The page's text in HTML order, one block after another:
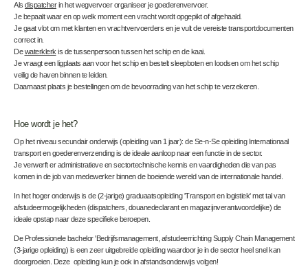
Als dispatcherin het wegvervoer organiseer je goederenvervoer.
Je bepaalt waar en op welk moment een vracht wordt opgepikt of afgehaald.
Je gaat vlot om met klanten en vrachtvervoerders en je vult de vereiste transportdocumenten
correct in.
Dewaterklerk is de tussenpersoon tussen het schip en de kaai.
Je vraagt een ligplaats aan voor het schip en bestelt sleepboten en loodsen om het schip
veilig de haven binnen te leiden.
Daarnaast plaats je bestellingen om de bevoorrading van het schip te verzekeren.
Hoe wordt je het?
Op het niveau secundair onderwijs (opleiding van 1 jaar): de Se-n-Se opleiding Internationaal
transport en goederenverzendingis de ideale aanloop naar een functie in de sector.
Je verwerft er administratieve en sectortechnische kennis en vaardigheden die van pas
komen in de job van medewerker binnen de boeiende wereld van de internationale handel.
In het hoger onderwijs is de (2-jarige) graduaatsopleiding 'Transport en logistiek' met tal van
afstudeermogelijkheden (dispatchers, douanedeclarant en magazijnverantwoordelijke) de
ideale opstap naar deze specifieke beroepen.
De Professionele bachelor 'Bedrijfsmanagement, afstudeerrichtingSupply Chain Management
(3-jarige opleiding) is eenzeer uitgebreide opleiding waardoor je in de sector heel snel kan
doorgroeien. Deze opleiding kun je ook in afstandsonderwijs volgen!